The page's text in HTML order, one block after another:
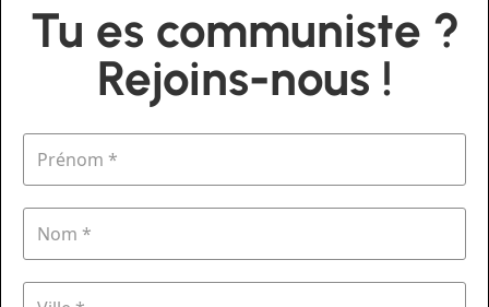
Tu es communiste ?
Rejoins-nous !